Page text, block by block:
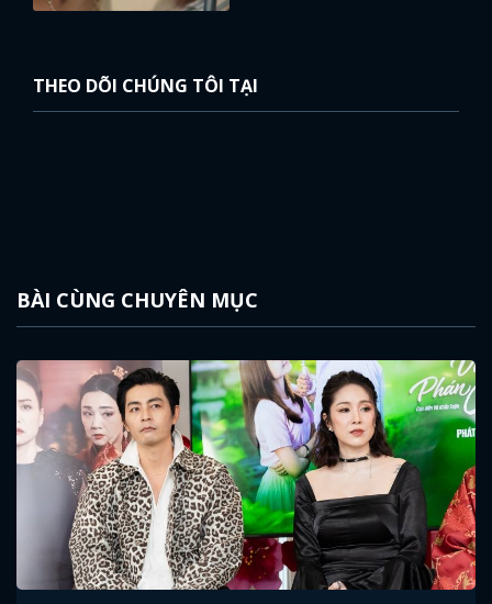
THEO DÕI CHÚNG TÔI TẠI
BÀI CÙNG CHUYÊN MỤC